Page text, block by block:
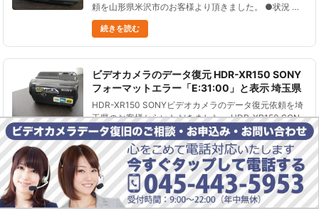
頼を山形県米沢市のお客様より頂きました。 ●状況 ３
年間ぶん位の動画を初期化してしまい、その後３時間く
らい撮影した。 さらにもう一度初期化してしまった。
●データ......
続きを読む
ビデオカメラのデータ復元 HDR-XR150 SONY
フォーマットエラー「E:31:00」と表示 埼玉県
HDR-XR150 SONYビデオカメラのデータ復元依頼を埼
玉県のお客様からいただきました。 HDR-XR150 SONY
ビデオカメラを使って撮影していたが、 「フォーマッ
トエラー E:31:00」と表示されて ビデオカ......
続きを読む